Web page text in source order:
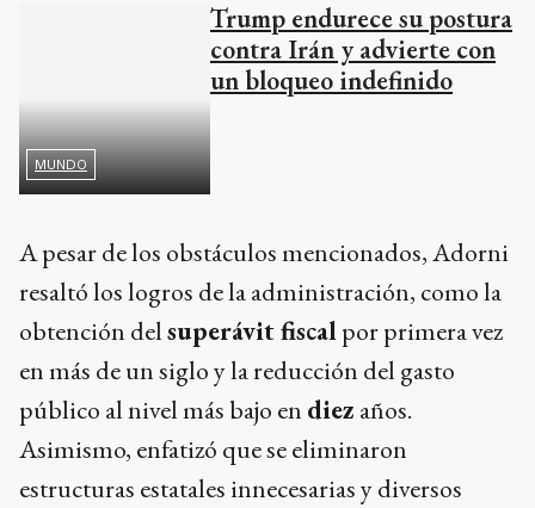
MUNDO
Trump endurece su postura
contra Irán y advierte con
un bloqueo indefinido
A pesar de los obstáculos mencionados, Adorni
resaltó los logros de la administración, como la
obtención delsuperávit fiscalpor primera vez
en más de un siglo y la reducción del gasto
público al nivel más bajo en diez años.
Asimismo, enfatizó que se eliminaron
estructuras estatales innecesarias y diversos